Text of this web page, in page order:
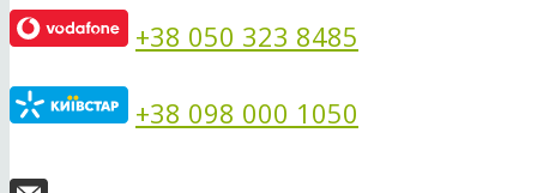
+38 050 323 8485
+38 098 000 1050